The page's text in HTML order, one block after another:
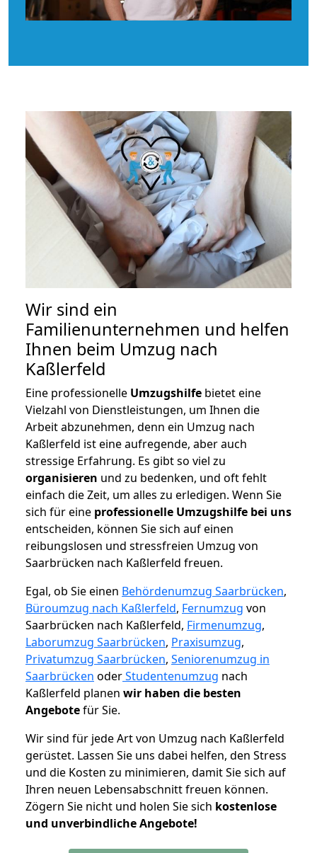
Wir sind ein
Familienunternehmen und helfen
Ihnen beim Umzug nach
Kaßlerfeld
Eine professionelle Umzugshilfe bietet eine
Vielzahl von Dienstleistungen, um Ihnen die
Arbeit abzunehmen, denn ein Umzug nach
Kaßlerfeld ist eine aufregende, aber auch
stressige Erfahrung. Es gibt so viel zu
organisieren und zu bedenken, und oft fehlt
einfach die Zeit, um alles zu erledigen. Wenn Sie
sich für eine professionelle Umzugshilfe bei uns
entscheiden, können Sie sich auf einen
reibungslosen und stressfreien Umzug von
Saarbrücken nach Kaßlerfeld freuen.
Egal, ob Sie einen Behördenumzug Saarbrücken,
Büroumzug nach Kaßlerfeld, Fernumzug von
Saarbrücken nach Kaßlerfeld, Firmenumzug,
Laborumzug Saarbrücken, Praxisumzug,
Privatumzug Saarbrücken, Seniorenumzug in
Saarbrücken oderStudentenumzug nach
Kaßlerfeld planen wir haben die besten
Angebotefür Sie.
Wir sind für jede Art von Umzug nach Kaßlerfeld
gerüstet. Lassen Sie uns dabei helfen, den Stress
und die Kosten zu minimieren, damit Sie sich auf
Ihren neuen Lebensabschnitt freuen können.
Zögern Sie nicht und holen Sie sich kostenlose
und unverbindliche Angebote!